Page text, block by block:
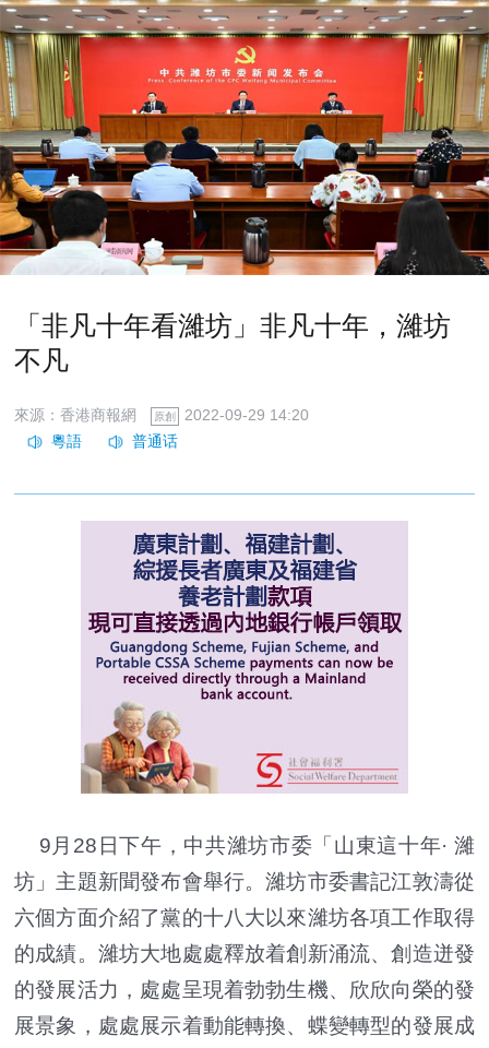
「非凡十年看濰坊」非凡十年，濰坊
不凡
來源：香港商報網 原創 2022-09-29 14:20
9月28日下午，中共濰坊市委「山東這十年· 濰
坊」主題新聞發布會舉行。濰坊市委書記江敦濤從
六個方面介紹了黨的十八大以來濰坊各項工作取得
的成績。濰坊大地處處釋放着創新涌流、創造迸發
的發展活力，處處呈現着勃勃生機、欣欣向榮的發
展景象，處處展示着動能轉換、蝶變轉型的發展成